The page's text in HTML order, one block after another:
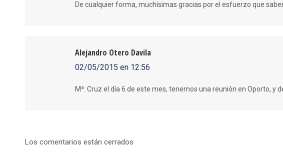
De cualquier forma, muchísimas gracias por el esfuerzo que
Alejandro Otero Davila
dice:
02/05/2015 en 12:56
Mª. Cruz el día 6 de este mes, tenemos una reunión en Oporto,
Los comentarios están cerrados